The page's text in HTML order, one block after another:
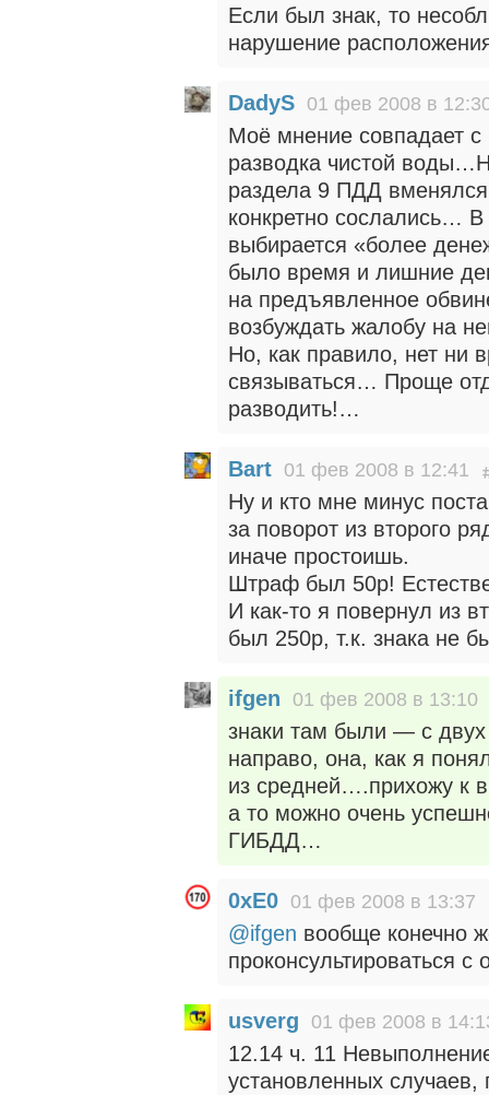
Если был знак, то
нарушение
DadyS 01 фев 2008 в
Моё мнение совпадает
разводка чистой
раздела 9 ПДД
конкретно сослались…
выбирается «более
было время и лишние
на предъявленное
возбуждать жалобу на
Но, как правило, нет ни
связываться… Проще
разводить!…
Bart 01 фев 2008 в 12:41
Ну и кто мне минус
за поворот из второго
иначе простоишь.
Штраф был 50р!
И как-то я повернул из
был 250р, т.к. знака не
ifgen 01 фев 2008 в 13:10
знаки там были — с
направо, она, как я
из средней….прихожу к
а то можно очень
ГИБДД…
0xE0 01 фев 2008 в 13:37
@ifgen вообще конечно
проконсультироваться
usverg 01 фев 2008 в
12.14 ч. 11
установленных